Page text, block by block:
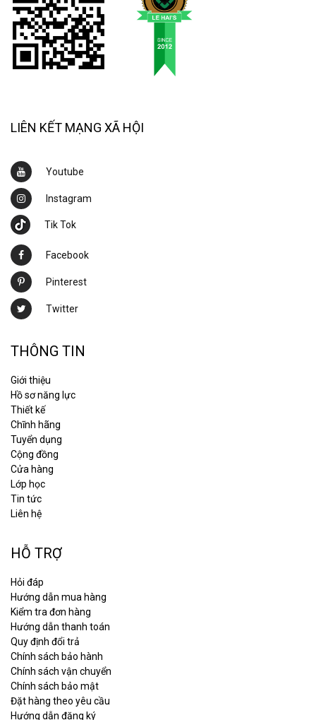
LIÊN KẾT MẠNG XÃ HỘI
Youtube
Instagram
Tik Tok
Facebook
Pinterest
Twitter
THÔNG TIN
Giới thiệu
Hồ sơ năng lực
Thiết kế
Chĩnh hãng
Tuyển dụng
Cộng đồng
Cửa hàng
Lớp học
Tin tức
Liên hệ
HỖ TRỢ
Hỏi đáp
Hướng dẫn mua hàng
Kiểm tra đơn hàng
Hướng dẫn thanh toán
Quy định đổi trả
Chính sách bảo hành
Chính sách vận chuyển
Chính sách bảo mật
Đặt hàng theo yêu cầu
Hướng dẫn đăng ký